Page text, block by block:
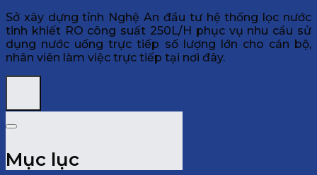
Sở xây dựng tỉnh Nghệ An đầu tư hệ thống lọc nước
tinh khiết RO công suất 250L/H phục vụ nhu cầu sử
dụng nước uống trực tiếp số lượng lớn cho cán bộ,
nhân viên làm việc trực tiếp tại nơi đây.
Mục lục